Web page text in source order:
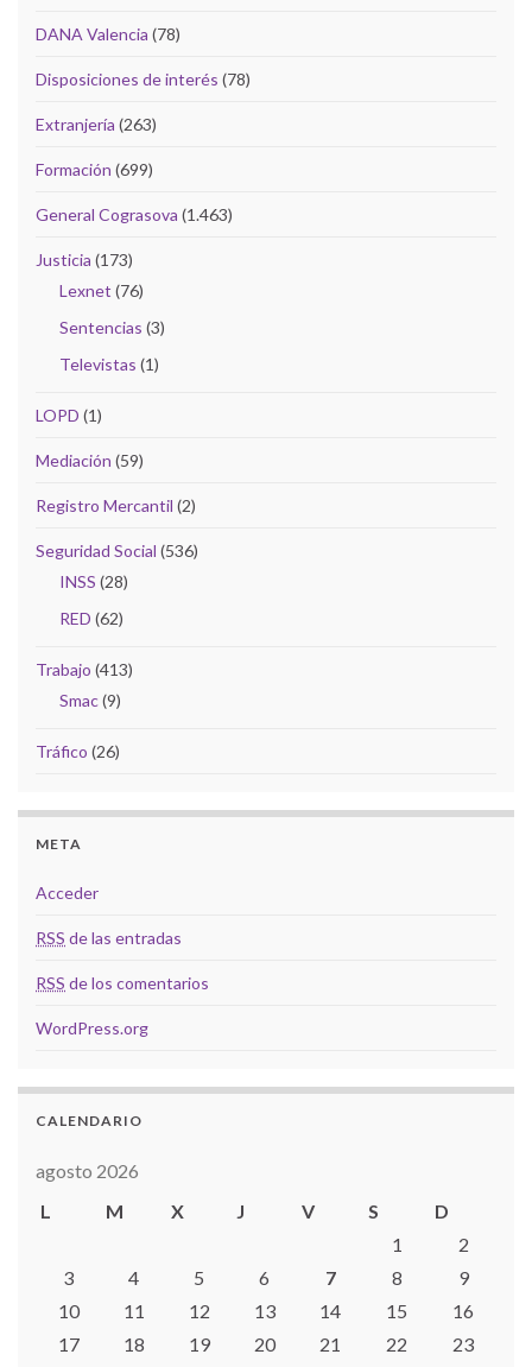
DANA Valencia (78)
Disposiciones de interés (78)
Extranjería (263)
Formación (699)
General Cograsova (1.463)
Justicia (173)
Lexnet (76)
Sentencias (3)
Televistas (1)
LOPD (1)
Mediación (59)
Registro Mercantil (2)
Seguridad Social (536)
INSS (28)
RED (62)
Trabajo (413)
Smac(9)
Tráfico (26)
META
Acceder
RSS de las entradas
RSS de los comentarios
WordPress.org
CALENDARIO
agosto 2026
L
M X J V S
D
1
2
3
4 5 6 7 8
9
10
11 12 13 14 15
16
17
18 19 20 21 22
23